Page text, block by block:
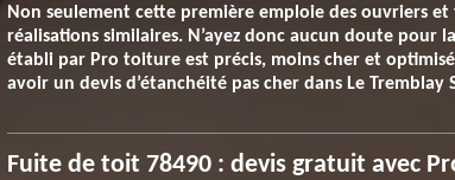
Non seulement cette première emploie des ouvriers et
réalisations similaires. N’ayez donc aucun doute
établi par Pro toiture est précis, moins cher et
avoir un devis d’étanchéité pas cher dans Le
Fuite de toit 78490 : devis gratuit avec